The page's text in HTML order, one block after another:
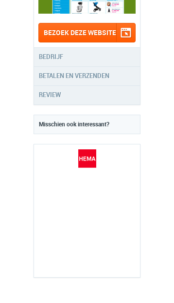
BEZOEK DEZE WEBSITE
BEDRIJF
BETALEN EN VERZENDEN
REVIEW
Misschien ook interessant?